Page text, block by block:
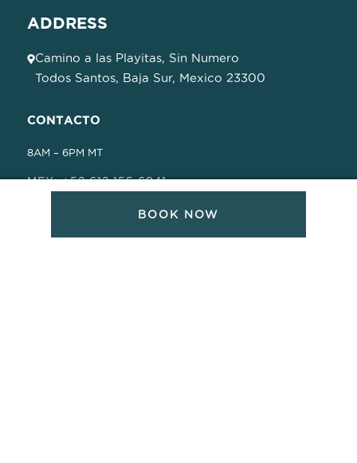
ADDRESS
Camino a las Playitas, Sin Numero
Todos Santos, Baja Sur, Mexico 23300
CONTACTO
8AM – 6PM MT
MEX: +52 612 155 6941
USA: +1 760 230 5557BOOK NOW